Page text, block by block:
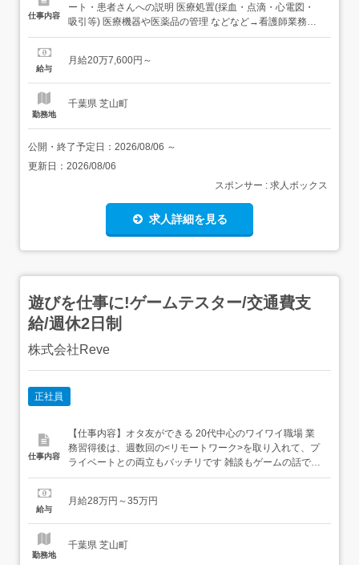
仕事内容
ート・患者さんへの説明 医療処置(採血・点滴・心電図・
吸引等) 医療機器や医薬品の管理 などなど→看護師業務全
般をお任せいたします!<皆様の転職活動を成功に導きます>
ない条件を教えて下さい!人間関係、休みの取りやすさ、給
給与
月給20万7,600円～
勤務地
千葉県 芝山町
公開・終了予定日： 2026/08/06 ～
更新日： 2026/08/06
スポンサー : 求人ボックス
求人詳細を見る
遊びを仕事に!ゲームテスター/交通費支
給/週休2日制
株式会社Reve
正社員
仕事内容
【仕事内容】オタ友ができる 20代中心のワイワイ職場 業
務習得後は、週数回の<リモートワーク>を取り入れて、プ
ライベートとの両立もバッチリです 雑談もゲームの話で持
ちきり 周りを見渡せばみんなゲーム好き 休憩時間は狩りゲ
事中はヘッドホンをして真面目にチェック 休み時間は全力
給与
月給28万円～35万円
勤務地
千葉県 芝山町